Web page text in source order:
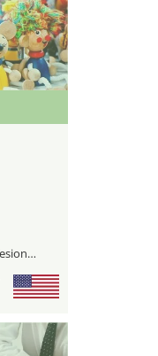
únicamente para visitantes profesionales